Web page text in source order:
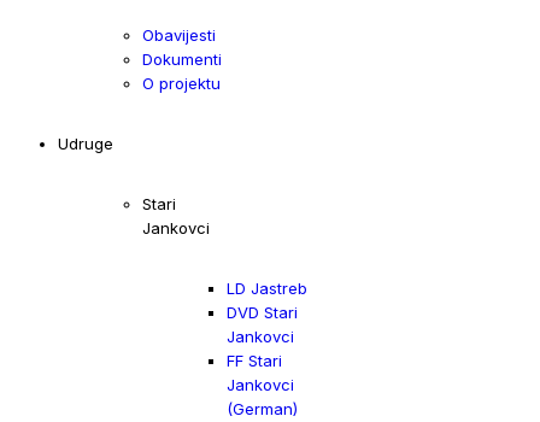
Obavijesti
Dokumenti
O projektu
Udruge
Stari
Jankovci
LD Jastreb
DVD Stari
Jankovci
FF Stari
Jankovci
(German)